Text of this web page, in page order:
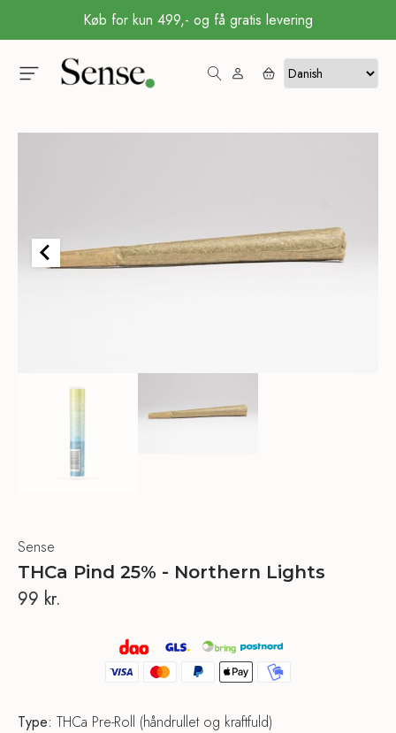
Køb for kun 499,- og få gratis levering
Sense
THCa Pind 25% - Northern Lights
99 kr.
Type: THCa Pre-Roll (håndrullet og kraftfuld)